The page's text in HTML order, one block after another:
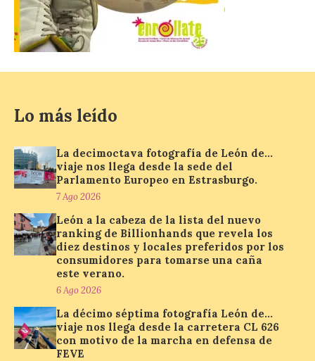
agosto con seguridad
7 Ago 2026
así localizar el lugar ideal
para observar el eclipse
obstáculos. El visor es una herramienta a
la […]
Paradores renueva su
compromiso con La Vuelta
como patrocinador oficial
7 Ago 2026
La cadena hotelera pública
volverá a estar presente
en la zona de descanso
Lo más leído
La decimoctava fotografía de León de…
viaje nos llega desde la sede del
Parlamento Europeo en Estrasburgo.
7 Ago 2026
León a la cabeza de la lista del nuevo
ranking de Billionhands que revela los
diez destinos y locales preferidos por los
consumidores para tomarse una caña
este verano.
6 Ago 2026
La décimo séptima fotografía León de…
viaje nos llega desde la carretera CL 626
con motivo de la marcha en defensa de
FEVE